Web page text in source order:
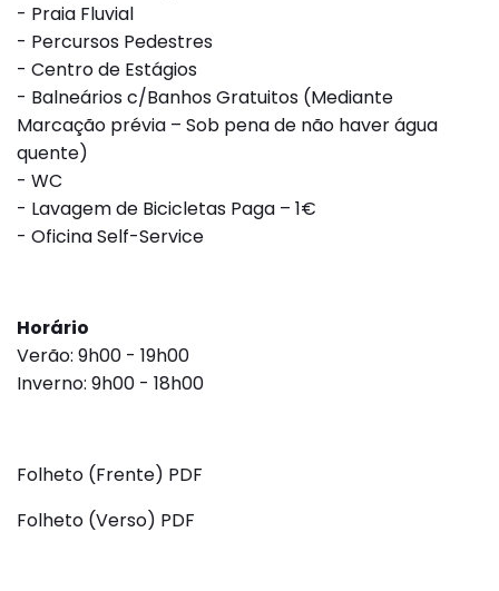
- Praia Fluvial
- Percursos Pedestres
- Centro de Estágios
- Balneários c/Banhos Gratuitos (Mediante
Marcação prévia – Sob pena de não haver água
quente)
- WC
- Lavagem de Bicicletas Paga – 1€
- Oficina Self-Service
Horário
Verão: 9h00 - 19h00
Inverno: 9h00 - 18h00
Folheto (Frente) PDF
Folheto (Verso) PDF